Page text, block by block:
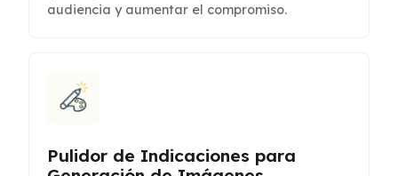
audiencia y aumentar el compromiso.
Pulidor de Indicaciones para